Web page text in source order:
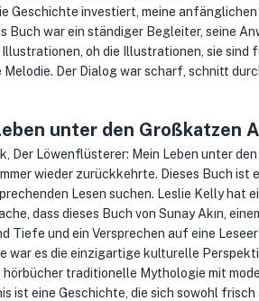
Geschichte investiert, meine
Buch war ein ständiger Begleiter, seine
oh die Illustrationen, sie sind
Der Dialog war scharf, schnitt
unter den Großkatzen
Der Löwenflüsterer: Mein Leben unter
wieder zurückkehrte. Dieses Buch
Lesen suchen. Leslie Kelly hat
dass dieses Buch von Sunay Akın,
Tiefe und ein Versprechen auf eine
war es die einzigartige kulturelle
hörbücher traditionelle Mythologie mit
ist eine Geschichte, die sich sowohl